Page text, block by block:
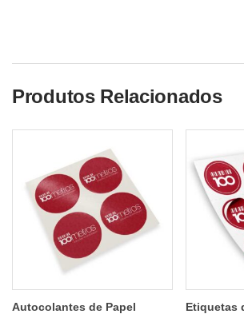
Produtos Relacionados
Autocolantes de Papel
Etiquetas